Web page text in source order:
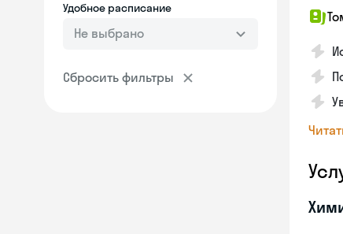
Удобное расписание
Не выбрано
Сбросить фильтры